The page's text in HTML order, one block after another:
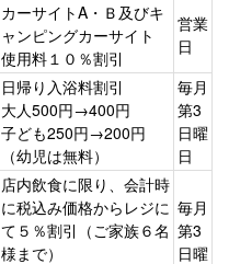
カーサイトA・Ｂ及びキ
ャンピングカーサイト
使用料１０％割引
営業
日
日帰り入浴料割引
大人500円→400円
子ども250円→200円
（幼児は無料）
毎月
第3
日曜
日
店内飲食に限り、会計時
に税込み価格からレジに
て５％割引（ご家族６名
様まで）
毎月
第3
日曜